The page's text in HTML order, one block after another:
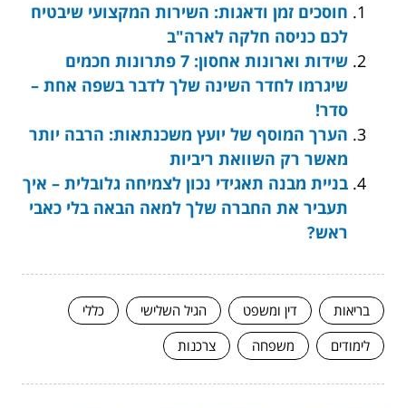
חוסכים זמן ודאגות: השירות המקצועי שיבטיח
לכם כניסה חלקה לארה"ב
שידות וארונות אחסון: 7 פתרונות חכמים
שיגרמו לחדר השינה שלך לדבר בשפה אחת –
סדר!
הערך המוסף של יועץ משכנתאות: הרבה יותר
מאשר רק השוואת ריביות
בניית מבנה תאגידי נכון לצמיחה גלובלית – איך
תעביר את החברה שלך למאה הבאה בלי כאבי
ראש?
בריאות דין ומשפט הגיל השלישי
כללי
לימודים
משפחה צרכנות